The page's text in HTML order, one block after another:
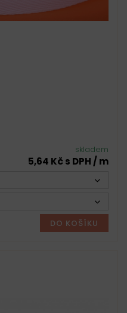
skladem
5,64 Kč s DPH / m
DO KOŠÍKU